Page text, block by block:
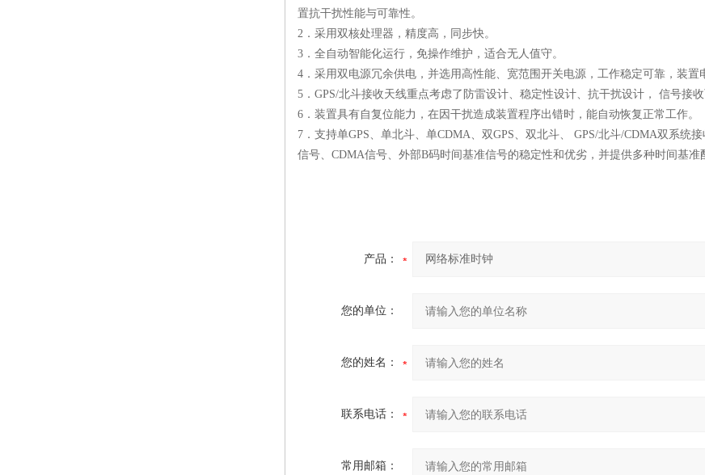
置抗干扰性能与可靠性。
2 ．采用双核处理器，精度高，同步快。
3 ．全自动智能化运行，免操作维护，适合无人值守。
4 ．采用双电源冗余供电，并选用高性能、宽范围开关电源，工作稳定可靠，装置
5 ． GPS/北斗接收天线重点考虑了防雷设计、稳定性设计、抗干扰设计，
信号接
6 ．装置具有自复位能力，在因干扰造成装置程序出错时，能自动恢复正常工作。
7 ．支持单GPS、单北斗、单CDMA、双GPS、双北斗、 GPS/北斗/CDMA双系统接
信号、 CDMA信号、外部B码时间基准信号的稳定性和优劣，并提供多种时间基准
产品：
您的单位：
您的姓名：
联系电话：
常用邮箱：